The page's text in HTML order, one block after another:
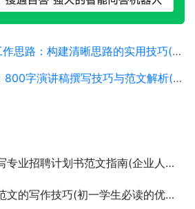
清晰思路的实用技巧(掌握工作思路撰写方法，提升职场效率与表现)
写技巧与范文解析(如何撰写引人入胜的800字演讲稿并附成功范文)
范文指南(企业人才招募计划制定与招聘计划书撰写技巧)
技巧(初一学生必读的优秀作文范文与深度解析)